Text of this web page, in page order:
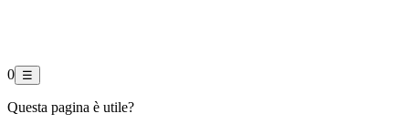
0 ☰
Questa pagina è utile?